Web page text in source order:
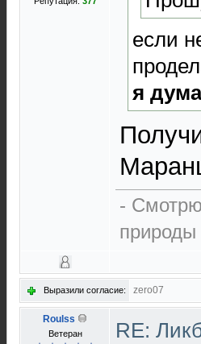
если
я
-
Выразили согласие: zero07
Roulss
Ветеран
RE: